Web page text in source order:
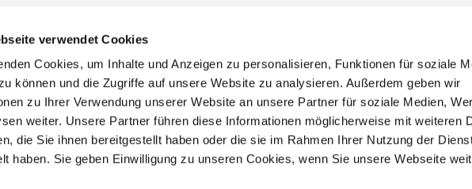
verwendet Cookies
Cookies, um Inhalte und Anzeigen zu personalisieren, Funktionen für soziale
können und die Zugriffe auf unsere Website zu analysieren. Außerdem geben wir
zu Ihrer Verwendung unserer Website an unsere Partner für soziale Medien,
weiter. Unsere Partner führen diese Informationen möglicherweise mit weiteren
die Sie ihnen bereitgestellt haben oder die sie im Rahmen Ihrer Nutzung der
haben. Sie geben Einwilligung zu unseren Cookies, wenn Sie unsere Webseite
The Club
Structur
SV magazine
Events
Association's main events
Supra-regional events VDH/FCI
Service
Become a member
Paymentsystem